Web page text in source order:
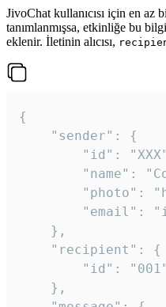
JivoChat kullanıcısı için en az
tanımlanmışsa, etkinliğe bu
eklenir. İletinin alıcısı,
{